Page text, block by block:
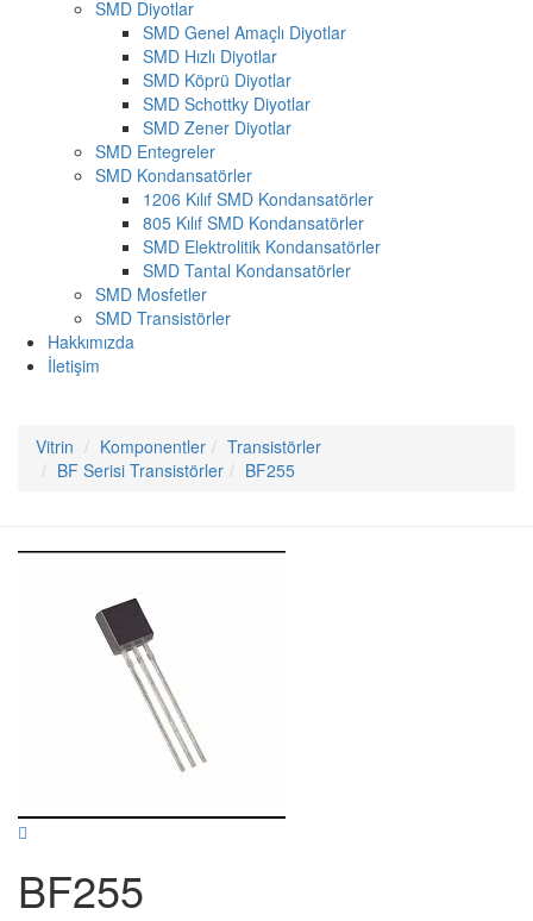
SMD Diyotlar
SMD Genel Amaçlı Diyotlar
SMD Hızlı Diyotlar
SMD Köprü Diyotlar
SMD Schottky Diyotlar
SMD Zener Diyotlar
SMD Entegreler
SMD Kondansatörler
1206 Kılıf SMD Kondansatörler
805 Kılıf SMD Kondansatörler
SMD Elektrolitik Kondansatörler
SMD Tantal Kondansatörler
SMD Mosfetler
SMD Transistörler
Hakkımızda
İletişim
Vitrin Komponentler
Transistörler
BF Serisi Transistörler
BF255
BF255